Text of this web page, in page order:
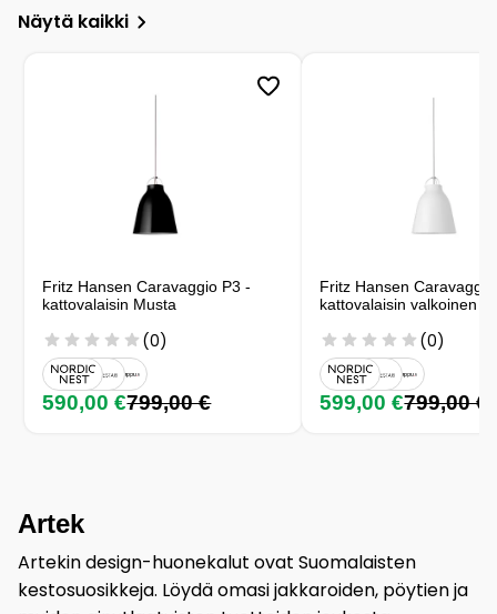
Näytä kaikki
Fritz Hansen Caravaggio P3 -
kattovalaisin Musta
(0)
590,00 €799,00 €
Fritz Hansen
kattovalaisin valkoinen
(0)
599,00 €799,00 €
Artek
Artekin design-huonekalut ovat Suomalaisten
kestosuosikkeja. Löydä omasi jakkaroiden, pöytien ja